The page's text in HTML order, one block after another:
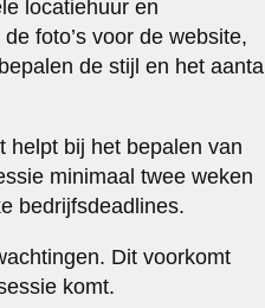
locatiehuur en
foto’s voor de website,
de stijl en het aantal
helpt bij het bepalen van
minimaal twee weken
bedrijfsdeadlines.
Dit voorkomt
komt.